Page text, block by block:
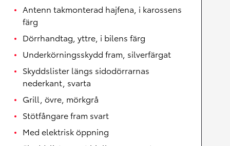
Antenn takmonterad hajfena, i karossens
färg
Dörrhandtag, yttre, i bilens färg
Underkörningsskydd fram, silverfärgat
Skyddslister längs sidodörrarnas
nederkant, svarta
Grill, övre, mörkgrå
Stötfångare fram svart
Med elektrisk öppning